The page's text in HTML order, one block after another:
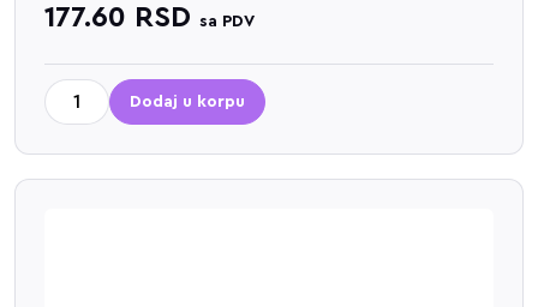
177.60 RSD sa PDV
Dodaj u korpu